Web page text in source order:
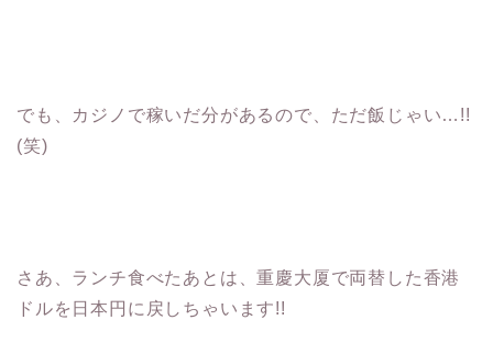
でも、カジノで稼いだ分があるので、ただ飯じゃい…!!
(笑)
さあ、ランチ食べたあとは、重慶大厦で両替した香港
ドルを日本円に戻しちゃいます!!